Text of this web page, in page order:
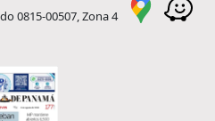
0815-00507, Zona 4